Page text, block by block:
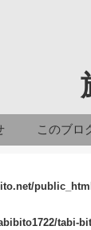
このブロ
tabi-